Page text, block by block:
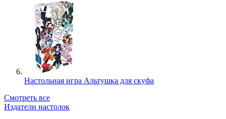
Настольная игра Альтушка для скуфа
Смотреть все
Издатели настолок